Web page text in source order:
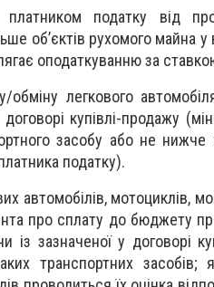
податку від
об’єктів рухомого майна
оподаткуванню за
легкового
купівлі-продажу
засобу або не нижче
податку).
автомобілів, мотоциклів,
про сплату до бюджету
із зазначеної у договорі
транспортних